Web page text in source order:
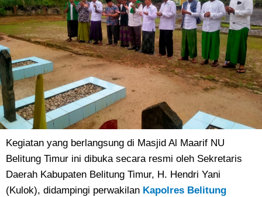
Kegiatan yang berlangsung di Masjid Al Maarif NU
Belitung Timur ini dibuka secara resmi oleh Sekretaris
Daerah Kabupaten Belitung Timur, H. Hendri Yani
(Kulok), didampingi perwakilan Kapolres Belitung